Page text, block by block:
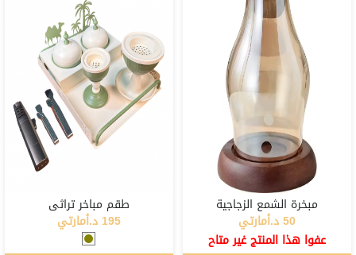
مبخرة الشمع الزجاجية
50 د.أمارتي
عفوا هذا المنتج غير متاح
طقم مباخر تراثي
195 د.أمارتي